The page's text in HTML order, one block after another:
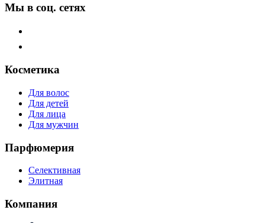
Мы в соц. сетях
Косметика
Для волос
Для детей
Для лица
Для мужчин
Парфюмерия
Селективная
Элитная
Компания